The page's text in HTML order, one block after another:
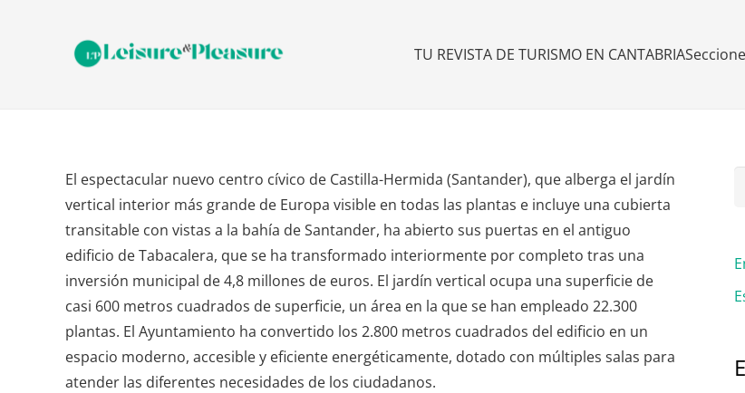
TU REVISTA DE TURISMO EN CANTABRIA
El espectacular nuevo centro cívico de Castilla-Hermida (Santander), que alberga el jardín
vertical interior más grande de Europa visible en todas las plantas e incluye una cubierta
transitable con vistas a la bahía de Santander, ha abierto sus puertas en el antiguo
edificio de Tabacalera, que se ha transformado interiormente por completo tras una
inversión municipal de 4,8 millones de euros. El jardín vertical ocupa una superficie de
casi 600 metros cuadrados de superficie, un área en la que se han empleado 22.300
plantas. El Ayuntamiento ha convertido los 2.800 metros cuadrados del edificio en un
espacio moderno, accesible y eficiente energéticamente, dotado con múltiples salas para
atender las diferentes necesidades de los ciudadanos.